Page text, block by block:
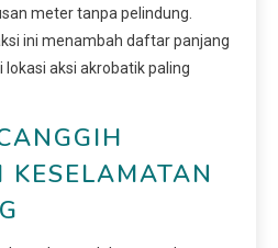
meter tanpa pelindung.
ini menambah daftar panjang
lokasi aksi akrobatik paling